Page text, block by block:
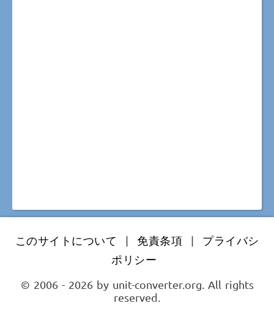
このサイトについて | 免責条項 |
プライバシ
ポリシー
© 2006 - 2026 by unit-converter.org. All rights
reserved.